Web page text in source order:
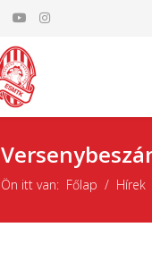
Ön itt van: Főlap Hírek